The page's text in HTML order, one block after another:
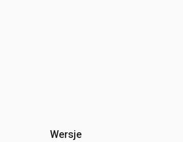
Wersje